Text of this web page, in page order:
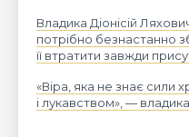
Владика Діонісій
потрібно безнастанно
її втратити завжди
«Віра, яка не знає сили
і лукавством», —